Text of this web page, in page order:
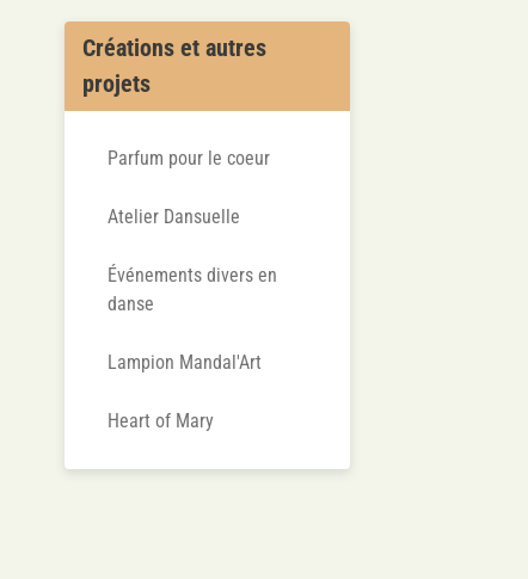
Créations et autres
projets
Parfum pour le coeur
Atelier Dansuelle
Événements divers en
danse
Lampion Mandal'Art
Heart of Mary